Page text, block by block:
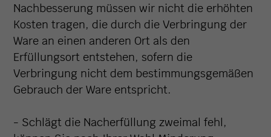
Nachbesserung müssen wir nicht die erhöhten
Kosten tragen, die durch die Verbringung der
Ware an einen anderen Ort als den
Erfüllungsort entstehen, sofern die
Verbringung nicht dem bestimmungsgemäßen
Gebrauch der Ware entspricht.
- Schlägt die Nacherfüllung zweimal fehl,